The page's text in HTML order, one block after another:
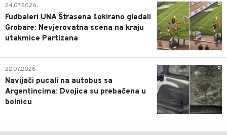
0
24.07.2026.
Fudbaleri UNA Štrasena šokirano gledali
Grobare: Nevjerovatna scena na kraju
utakmice Partizana
0
22.07.2026.
Navijači pucali na autobus sa
Argentincima: Dvojica su prebačena u
bolnicu